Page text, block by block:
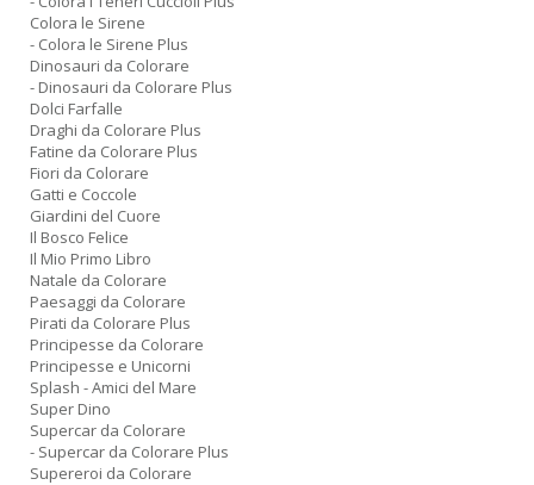
Colora le Sirene
- Colora le Sirene Plus
Dinosauri da Colorare
- Dinosauri da Colorare Plus
Dolci Farfalle
Draghi da Colorare Plus
Fatine da Colorare Plus
Fiori da Colorare
Gatti e Coccole
Giardini del Cuore
Il Bosco Felice
Il Mio Primo Libro
Natale da Colorare
Paesaggi da Colorare
Pirati da Colorare Plus
Principesse da Colorare
Principesse e Unicorni
Splash - Amici del Mare
Super Dino
Supercar da Colorare
- Supercar da Colorare Plus
Supereroi da Colorare